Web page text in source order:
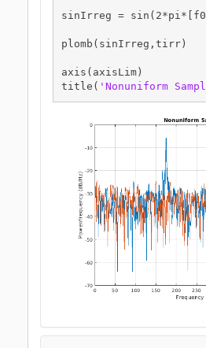
sinIrreg =
plomb(sinIrreg,tirr)
axis(axisLim)
title( 'Nonuniform